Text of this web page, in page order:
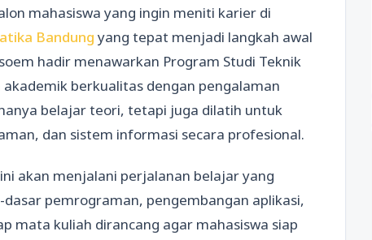
mahasiswa yang ingin meniti karier di
Bandung yang tepat menjadi langkah awal
hadir menawarkan Program Studi Teknik
berkualitas dengan pengalaman
belajar teori, tetapi juga dilatih untuk
dan sistem informasi secara profesional.
akan menjalani perjalanan belajar yang
pemrograman, pengembangan aplikasi,
mata kuliah dirancang agar mahasiswa siap